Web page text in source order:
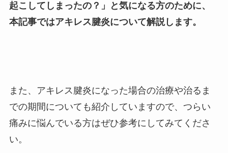
起こしてしまったの？」と気になる方のために、
本記事ではアキレス腱炎について解説します。
また、アキレス腱炎になった場合の治療や治るま
での期間についても紹介していますので、つらい
痛みに悩んでいる方はぜひ参考にしてみてくださ
い。